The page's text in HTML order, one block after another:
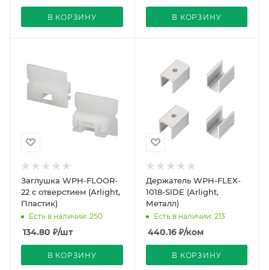
В КОРЗИНУ В КОРЗИНУ
Заглушка WPH-FLOOR-
22 с отверстием (Arlight,
Пластик)
Есть в наличии: 250
134.80 ₽/шт
В КОРЗИНУ
Держатель WPH-FLEX-
1018-SIDE (Arlight,
Металл)
Есть в наличии: 213
440.16₽/ком
В КОРЗИНУ